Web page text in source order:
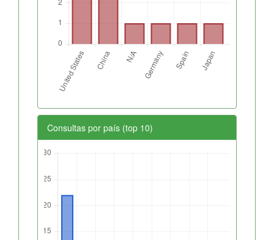
Consultas por país (top 10)